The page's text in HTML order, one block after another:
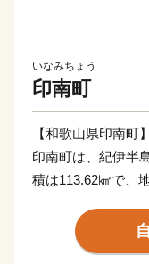
いなみちょう
印南町
【和歌山県印南町】
印南町は、紀伊半
積は113.62㎢で、
峰などの山々が連
また、三ヶ峰付近